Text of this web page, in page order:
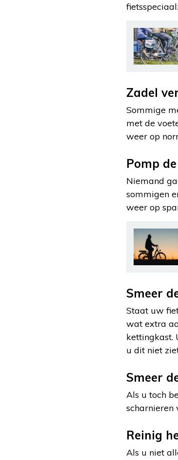
Zadel
Sommige
met de
weer op
Pomp
Niemand
sommigen
weer op
Smeer
Staat uw
wat extra
kettingkast.
u dit niet
Smeer
Als u toch
scharnieren
Reinig
Als u niet